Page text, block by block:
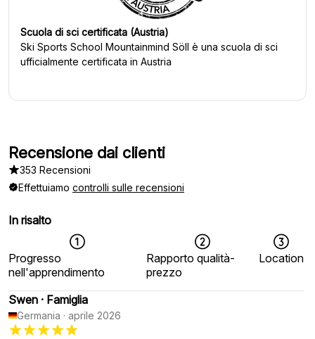
Scuola di sci certificata (Austria)
Ski Sports School Mountainmind Söll è una scuola di sci
ufficialmente certificata in Austria
Recensione dai clienti
353 Recensioni
Effettuiamo controlli sulle recensioni
In risalto
Progresso
nell'apprendimento
Rapporto qualità-
prezzo
Location
Swen · Famiglia
Germania · aprile 2026